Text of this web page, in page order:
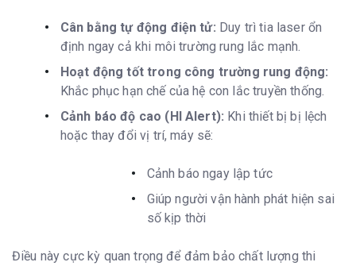
Cân bằng tự động điện tử: Duy trì tia laser ổn
định ngay cả khi môi trường rung lắc mạnh.
Hoạt động tốt trong công trường rung động:
Khắc phục hạn chế của hệ con lắc truyền thống.
Cảnh báo độ cao (HI Alert): Khi thiết bị bị lệch
hoặc thay đổi vị trí, máy sẽ:
Cảnh báo ngay lập tức
Giúp người vận hành phát hiện sai
số kịp thời
Điều này cực kỳ quan trọng để đảm bảo chất lượng thi